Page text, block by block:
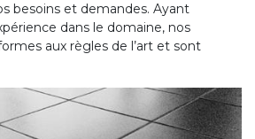
besoins et demandes. Ayant
dans le domaine, nos
aux règles de l’art et sont